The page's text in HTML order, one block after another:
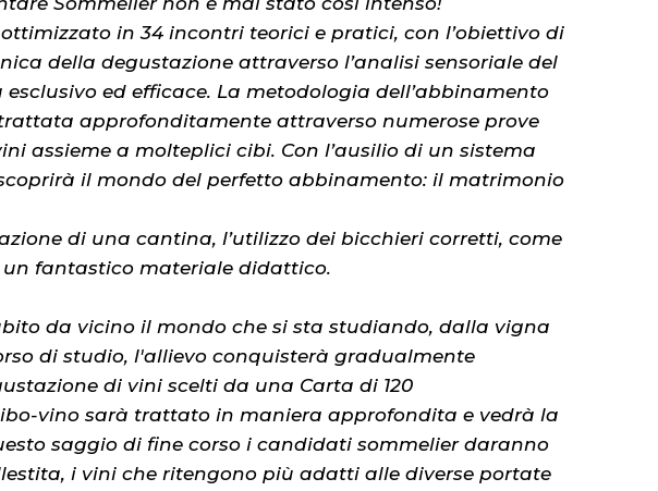
in 34 incontri teorici e pratici, con l’obiettivo di
della degustazione attraverso l’analisi sensoriale del
esclusivo ed efficace. La metodologia dell’abbinamento
approfonditamente attraverso numerose prove
assieme a molteplici cibi. Con l’ausilio di un sistema
il mondo del perfetto abbinamento: il matrimonio
di una cantina, l’utilizzo dei bicchieri corretti, come
fantastico materiale didattico.
da vicino il mondo che si sta studiando, dalla vigna
di studio, l'allievo conquisterà gradualmente
di vini scelti da una Carta di 120
vino sarà trattato in maniera approfondita e vedrà la
saggio di fine corso i candidati sommelier daranno
i vini che ritengono più adatti alle diverse portate